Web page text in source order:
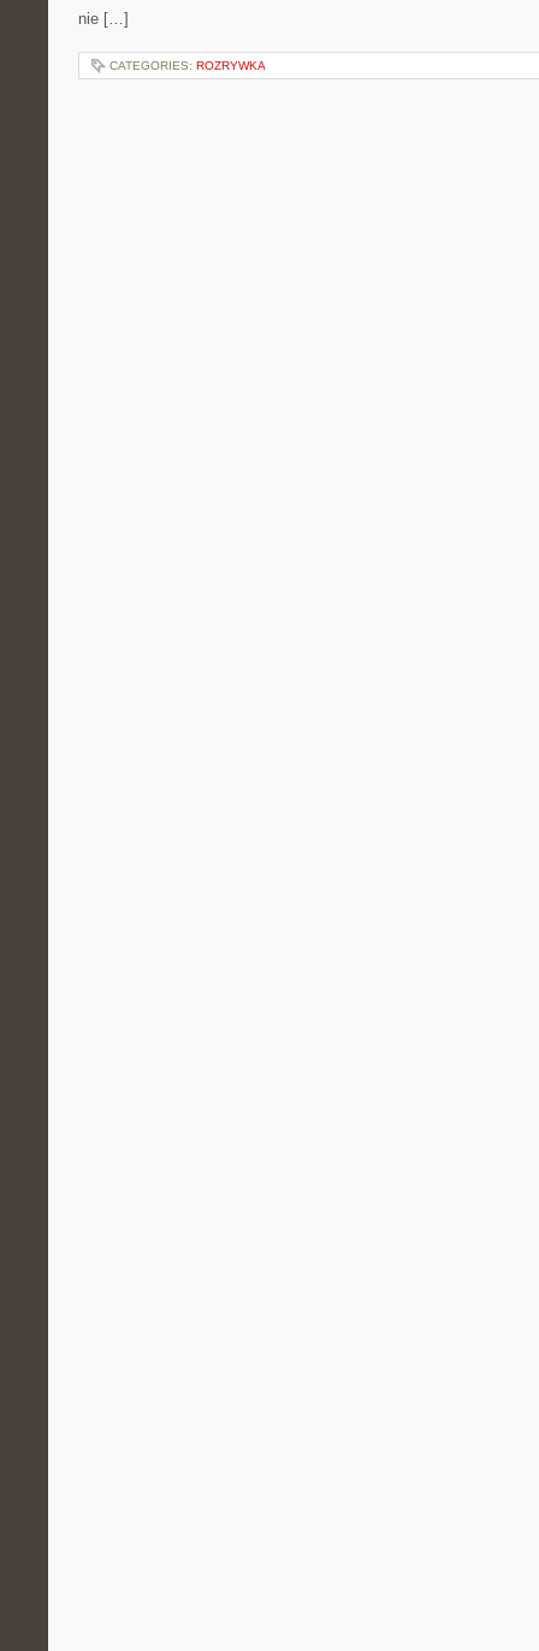
nie […]
CATEGORIES: ROZRYWKA